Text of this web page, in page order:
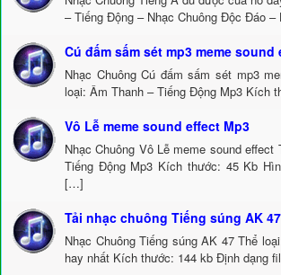
– Tiếng Động – Nhạc Chuông Độc Đáo
Cú đấm sấm sét mp3 meme sound
Nhạc Chuông Cú đấm sấm sét mp3
loại: Âm Thanh – Tiếng Động Mp3 Kích
Vô Lễ meme sound effect Mp3
Nhạc Chuông Vô Lễ meme sound effect
Tiếng Động Mp3 Kích thước: 45 Kb
[…]
Tải nhạc chuông Tiếng súng AK 47
Nhạc Chuông Tiếng súng AK 47 Thể
hay nhất Kích thước: 144 kb Định dạng